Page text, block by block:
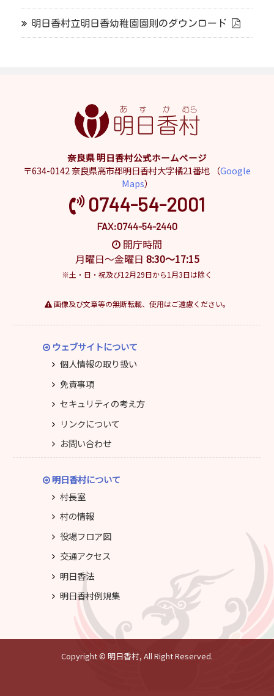
明日香村立明日香幼稚園園則のダウンロード
奈良県 明日香村公式ホームページ
〒634-0142 奈良県高市郡明日香村大字橘21番地 （Google
Maps）
0744-54-2001
FAX:0744-54-2440
開庁時間
月曜日～金曜日 8:30～17:15
※土・日・祝及び12月29日から1月3日は除く
画像及び文章等の無断転載、使用はご遠慮ください。
ウェブサイトについて
個人情報の取り扱い
免責事項
セキュリティの考え方
リンクについて
お問い合わせ
明日香村について
村長室
村の情報
役場フロア図
交通アクセス
明日香法
明日香村例規集
Copyright © 明日香村, All Right Reserved.